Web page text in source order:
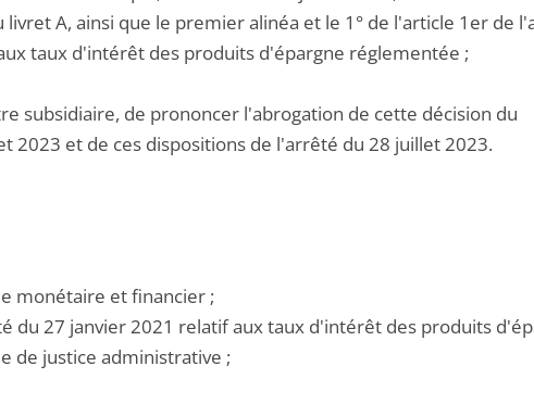
livret A, ainsi que le premier alinéa et le 1° de l'article 1er de
taux d'intérêt des produits d'épargne réglementée ;
subsidiaire, de prononcer l'abrogation de cette décision du
2023 et de ces dispositions de l'arrêté du 28 juillet 2023.
monétaire et financier ;
du 27 janvier 2021 relatif aux taux d'intérêt des produits
de justice administrative ;